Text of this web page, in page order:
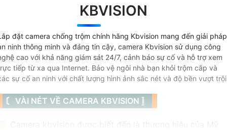
KBVISION
đặt camera chống trộm chính hãng Kbvision mang đến giải pháp
ninh thông minh và đáng tin cậy, camera Kbvision sử dụng công
cao với khả năng giám sát 24/7, cảnh báo sự cố và hỗ trợ xem
tiếp từ xa qua Internet. Bảo vệ ngôi nhà bạn khỏi trộm cắp và
sự cố an ninh với chất lượng hình ảnh sắc nét và độ bền vượt
〘 VÀI NÉT VỀ CAMERA KBVISION 〛
Camera kbvision được biết đến là thương hiệu của Mỹ